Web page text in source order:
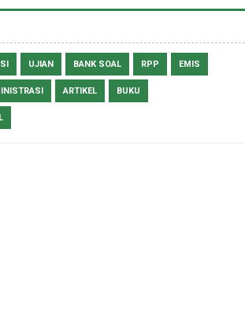
UJIAN BANK SOAL RPP EMIS
ARTIKEL BUKU